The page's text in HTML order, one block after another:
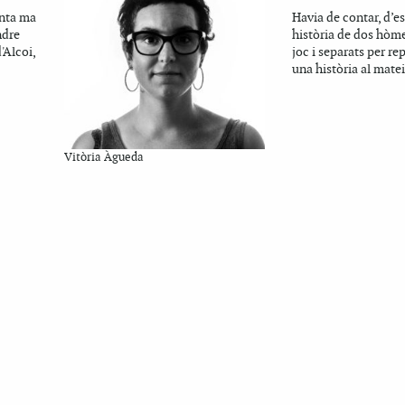
ma
Vitòria Àgueda
Havia de contar,
història de dos
joc i separats per
una història al